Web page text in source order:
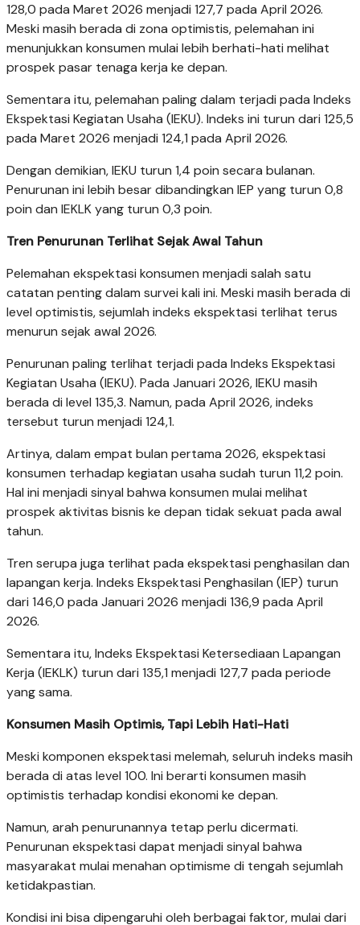
128,0 pada Maret 2026 menjadi 127,7 pada April 2026.
Meski masih berada di zona optimistis, pelemahan ini
menunjukkan konsumen mulai lebih berhati-hati melihat
prospek pasar tenaga kerja ke depan.
Sementara itu, pelemahan paling dalam terjadi pada Indeks
Ekspektasi Kegiatan Usaha (IEKU). Indeks ini turun dari 125,5
pada Maret 2026 menjadi 124,1 pada April 2026.
Dengan demikian, IEKU turun 1,4 poin secara bulanan.
Penurunan ini lebih besar dibandingkan IEP yang turun 0,8
poin dan IEKLK yang turun 0,3 poin.
Tren Penurunan Terlihat Sejak Awal Tahun
Pelemahan ekspektasi konsumen menjadi salah satu
catatan penting dalam survei kali ini. Meski masih berada di
level optimistis, sejumlah indeks ekspektasi terlihat terus
menurun sejak awal 2026.
Penurunan paling terlihat terjadi pada Indeks Ekspektasi
Kegiatan Usaha (IEKU). Pada Januari 2026, IEKU masih
berada di level 135,3. Namun, pada April 2026, indeks
tersebut turun menjadi 124,1.
Artinya, dalam empat bulan pertama 2026, ekspektasi
konsumen terhadap kegiatan usaha sudah turun 11,2 poin.
Hal ini menjadi sinyal bahwa konsumen mulai melihat
prospek aktivitas bisnis ke depan tidak sekuat pada awal
tahun.
Tren serupa juga terlihat pada ekspektasi penghasilan dan
lapangan kerja. Indeks Ekspektasi Penghasilan (IEP) turun
dari 146,0 pada Januari 2026 menjadi 136,9 pada April
2026.
Sementara itu, Indeks Ekspektasi Ketersediaan Lapangan
Kerja (IEKLK) turun dari 135,1 menjadi 127,7 pada periode
yang sama.
Konsumen Masih Optimis, Tapi Lebih Hati-Hati
Meski komponen ekspektasi melemah, seluruh indeks masih
berada di atas level 100. Ini berarti konsumen masih
optimistis terhadap kondisi ekonomi ke depan.
Namun, arah penurunannya tetap perlu dicermati.
Penurunan ekspektasi dapat menjadi sinyal bahwa
masyarakat mulai menahan optimisme di tengah sejumlah
ketidakpastian.
Kondisi ini bisa dipengaruhi oleh berbagai faktor, mulai dari